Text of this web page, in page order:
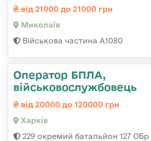
від 21000 до 21000 грн
Миколаїв
Військова частина А1080
Оператор БПЛА,
військовослужбовець
від 20000 до 120000 грн
Харків
229 окремий батальйон 127